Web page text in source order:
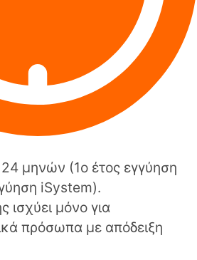
μηνών (1o έτος εγγύηση
iSystem).
ισχύει μόνο για
πρόσωπα με απόδειξη